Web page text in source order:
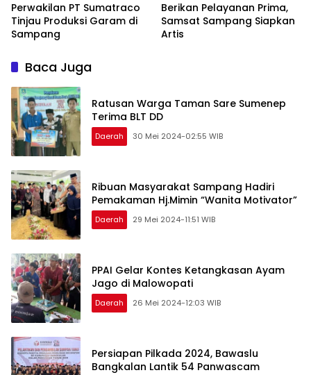
Perwakilan PT Sumatraco
Tinjau Produksi Garam di
Sampang
Berikan Pelayanan Prima,
Samsat Sampang Siapkan
Artis
Baca Juga
Ratusan Warga Taman Sare Sumenep
Terima BLT DD
Daerah 30 Mei 2024-02:55 WIB
Ribuan Masyarakat Sampang Hadiri
Pemakaman Hj.Mimin “Wanita Motivator”
Daerah 29 Mei 2024-11:51 WIB
PPAI Gelar Kontes Ketangkasan Ayam
Jago di Malowopati
Daerah 26 Mei 2024-12:03 WIB
Persiapan Pilkada 2024, Bawaslu
Bangkalan Lantik 54 Panwascam